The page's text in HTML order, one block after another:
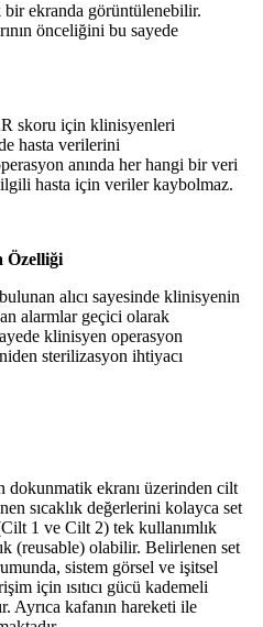
ekranda görüntülenebilir.
önceliğini bu sayede
skoru için klinisyenleri
hasta verilerini
anında her hangi bir veri
hasta için veriler kaybolmaz.
Özelliği
alıcı sayesinde klinisyenin
alarmlar geçici olarak
klinisyen operasyon
sterilizasyon ihtiyacı
ekranı üzerinden cilt
sıcaklık değerlerini kolayca set
1 ve Cilt 2) tek kullanımlık
(reusable) olabilir. Belirlenen set
sistem görsel ve işitsel
için ısıtıcı gücü kademeli
Ayrıca kafanın hareketi ile